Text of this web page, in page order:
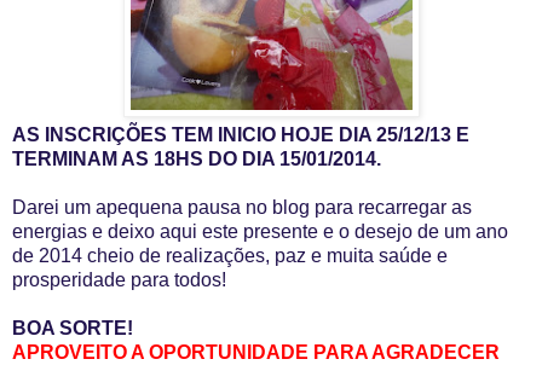
AS INSCRIÇÕES TEM INICIO HOJE DIA 25/12/13 E
TERMINAM AS 18HS DO DIA 15/01/2014.
Darei um apequena pausa no blog para recarregar as
energias e deixo aqui este presente e o desejo de um ano
de 2014 cheio de realizações, paz e muita saúde e
prosperidade para todos!
BOA SORTE!
APROVEITO A OPORTUNIDADE PARA AGRADECER